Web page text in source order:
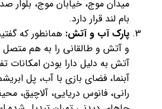
میدان موج، خیابان موج، بلوار
بام لند قرار دارد.
پارک آب و آتش: همانطور که
و آتش و طالقانی را به هم
آتش به دلیل دارا بودن امکانات
آبنما، فضای بازی با آب، پل
رانی، فانوس دریایی، آلاچیق،